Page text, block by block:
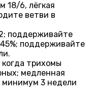
18/6, лёгкая
ветви в
поддерживайте
поддерживайте
трихомы
медленная
минимум 3 недели